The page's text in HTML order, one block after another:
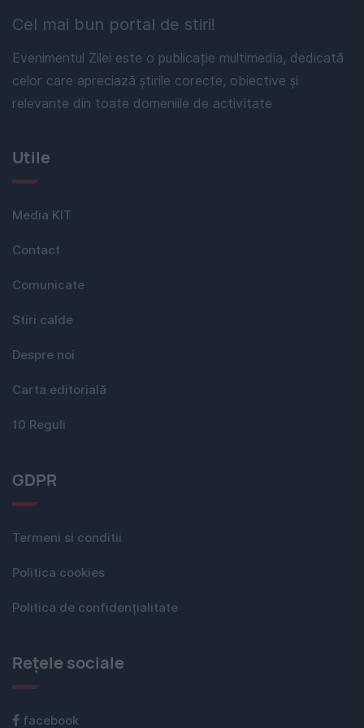
Cel mai bun portal de stiri!
Evenimentul Zilei este o publicație multimedia, dedicată
celor care apreciază știrile corecte, obiective și
relevante din toate domeniile de activitate
Utile
Media KIT
Contact
Comunicate
Stiri calde
Despre noi
Carta editorială
10 Reguli
GDPR
Termeni si conditii
Politica cookies
Politica de confidențialitate
Rețele sociale
facebook